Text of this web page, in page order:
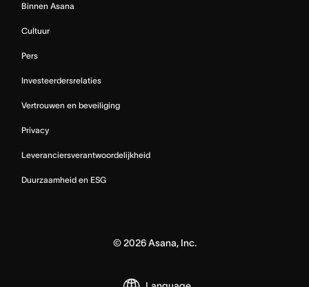
Binnen Asana
Cultuur
Pers
Investeerdersrelaties
Vertrouwen en beveiliging
Privacy
Leveranciersverantwoordelijkheid
Duurzaamheid en ESG
© 2026Asana, Inc.